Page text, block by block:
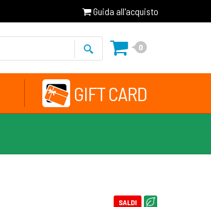
Guida all'acquisto
0
GIFT CARD
SALDI